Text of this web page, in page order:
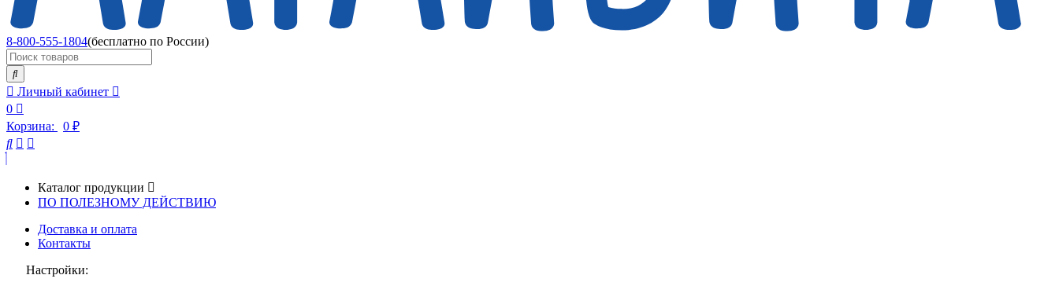
8-800-555-1804(бесплатно по России)
Личный кабинет
0
Корзина:
0 ₽
Каталог продукции
ПО ПОЛЕЗНОМУ ДЕЙСТВИЮ
Доставка и оплата
Контакты
Настройки: